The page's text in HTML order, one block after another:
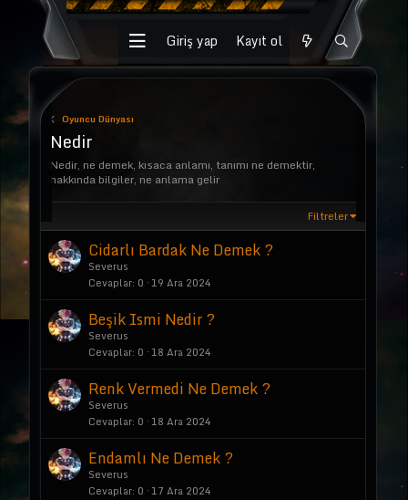
Giriş yap Kayıt ol
Oyuncu Dünyası
Nedir
Nedir, ne demek, kısaca anlamı, tanımı ne demektir,
hakkında bilgiler, ne anlama gelir
Filtreler
Cidarlı Bardak Ne Demek ?
Severus
Cevaplar 0 19 Ara 2024
Beşik Ismi Nedir ?
Severus
Cevaplar 0 18 Ara 2024
Renk Vermedi Ne Demek ?
Severus
Cevaplar 0 18 Ara 2024
Endamlı Ne Demek ?
Severus
Cevaplar 0 17 Ara 2024